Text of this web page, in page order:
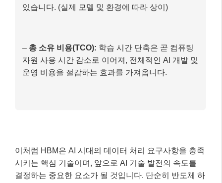
있습니다. (실제 모델 및 환경에 따라 상이)
– 총 소유 비용(TCO): 학습 시간 단축은 곧 컴퓨팅
자원 사용 시간 감소로 이어져, 전체적인 AI 개발 및
운영 비용을 절감하는 효과를 가져옵니다.
이처럼 HBM은 AI 시대의 데이터 처리 요구사항을 충족
시키는 핵심 기술이며, 앞으로 AI 기술 발전의 속도를
결정하는 중요한 요소가 될 것입니다. 단순히 반도체 하